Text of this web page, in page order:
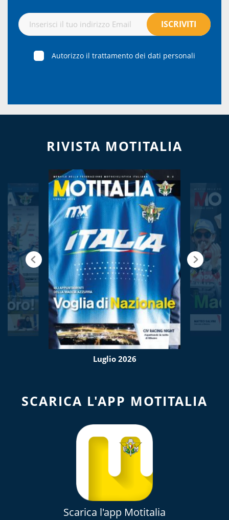
Autorizzo il trattamento dei dati personali
RIVISTA MOTITALIA
Luglio 2026
SCARICA L'APP MOTITALIA
Scarica l'app Motitalia